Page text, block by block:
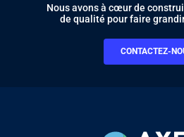
Nous avons à cœur de
de qualité pour faire
CONTACTEZ-